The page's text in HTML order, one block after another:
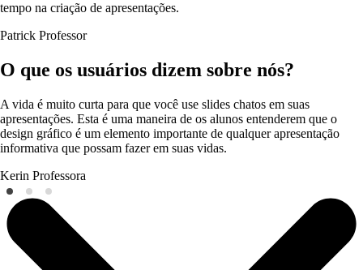
tempo na criação de apresentações.
Patrick Professor
O que os usuários dizem sobre nós?
A vida é muito curta para que você use slides chatos em suas
apresentações. Esta é uma maneira de os alunos entenderem que o
design gráfico é um elemento importante de qualquer apresentação
informativa que possam fazer em suas vidas.
Kerin Professora